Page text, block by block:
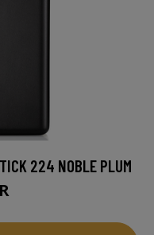
224 NOBLE PLUM